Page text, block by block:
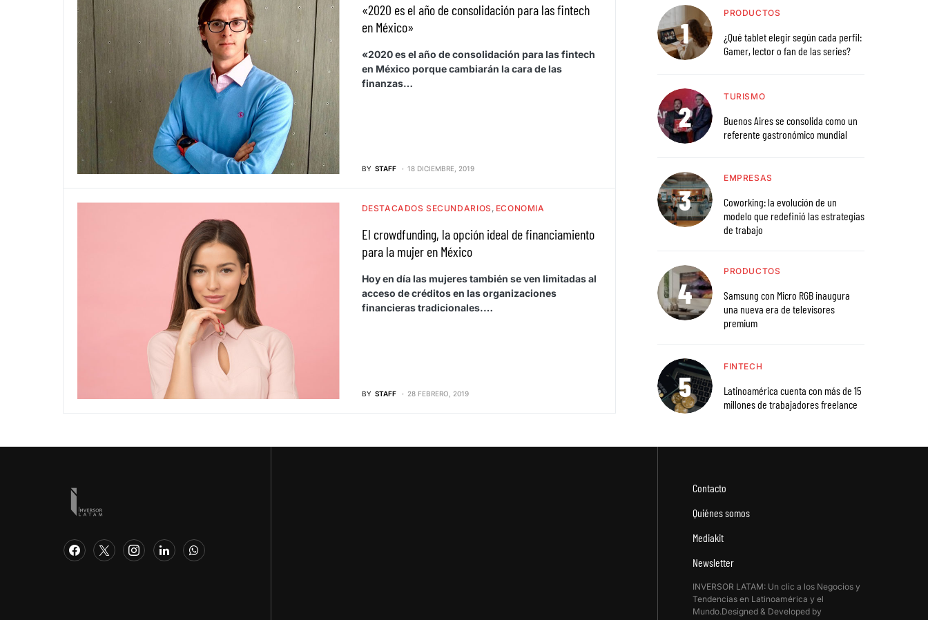
«2020 es el año de consolidación para las fintech
en México»
«2020 es el año de consolidación para las fintech
en México porque cambiarán la cara de las
finanzas…
BY STAFF 18 DICIEMBRE, 2019
DESTACADOS SECUNDARIOS ECONOMIA
El crowdfunding, la opción ideal de financiamiento
para la mujer en México
Hoy en día las mujeres también se ven limitadas al
acceso de créditos en las organizaciones
financieras tradicionales.…
BY STAFF 28 FEBRERO, 2019
PRODUCTOS
¿Qué tablet elegir según cada perfil:
Gamer, lector o fan de las series?
TURISMO
Buenos Aires se consolida como un
referente gastronómico mundial
EMPRESAS
Coworking: la evolución de un
modelo que redefinió las estrategias
de trabajo
PRODUCTOS
Samsung con Micro RGB inaugura
una nueva era de televisores
premium
FINTECH
Latinoamérica cuenta con más de 15
millones de trabajadores freelance
Contacto
Quiénes somos
Mediakit
Newsletter
INVERSOR LATAM: Un clic a los Negocios y
Tendencias en Latinoamérica y el
Mundo.Designed & Developed by